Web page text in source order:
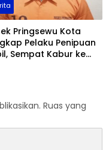
Pringsewu Kota
Pelaku Penipuan
Sempat Kabur ke
Ruas yang